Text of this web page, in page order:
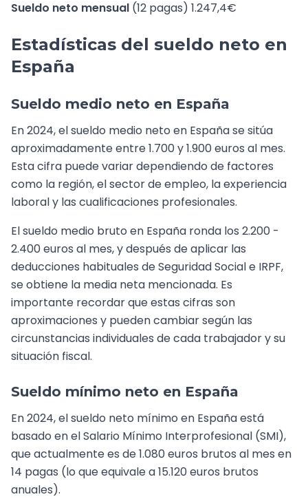
Sueldo neto mensual (12 pagas) 1.247,4€
Estadísticas del sueldo neto en
España
Sueldo medio neto en España
En 2024, el sueldo medio neto en España se sitúa
aproximadamente entre 1.700 y 1.900 euros al mes.
Esta cifra puede variar dependiendo de factores
como la región, el sector de empleo, la experiencia
laboral y las cualificaciones profesionales.
El sueldo medio bruto en España ronda los 2.200 -
2.400 euros al mes, y después de aplicar las
deducciones habituales de Seguridad Social e IRPF,
se obtiene la media neta mencionada. Es
importante recordar que estas cifras son
aproximaciones y pueden cambiar según las
circunstancias individuales de cada trabajador y su
situación fiscal.
Sueldo mínimo neto en España
En 2024, el sueldo neto mínimo en España está
basado en el Salario Mínimo Interprofesional (SMI),
que actualmente es de 1.080 euros brutos al mes en
14 pagas (lo que equivale a 15.120 euros brutos
anuales).